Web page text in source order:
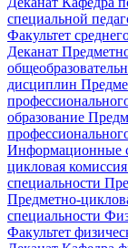
специальной
Факультет
Деканат
дисциплин
образование
Информационные
цикловая
специальности
Предметно-
специальности
Факультет